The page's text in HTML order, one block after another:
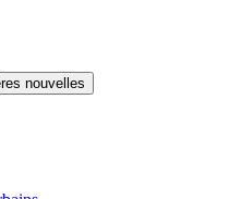
nouvelles